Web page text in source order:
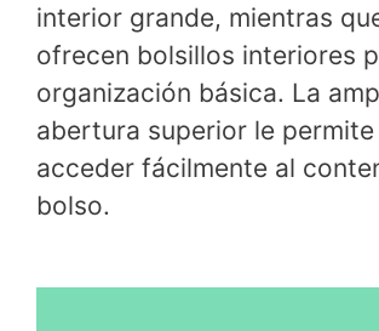
interior grande, mientras
ofrecen bolsillos interiores
organización básica. La
abertura superior le
acceder fácilmente al
bolso.